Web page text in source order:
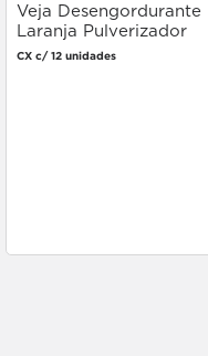
Veja Desengordurante
Laranja Pulverizador
500ml
CX c/ 12 unidades